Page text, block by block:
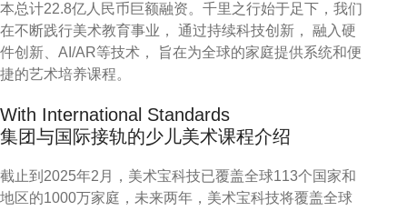
本总计22.8亿人民币巨额融资。千里之行始于足下，我们
在不断践行美术教育事业， 通过持续科技创新， 融入硬
件创新、AI/AR等技术， 旨在为全球的家庭提供系统和便
捷的艺术培养课程。
With International Standards
集团与国际接轨的少儿美术课程介绍
截止到2025年2月，美术宝科技已覆盖全球113个国家和
地区的1000万家庭，未来两年，美术宝科技将覆盖全球